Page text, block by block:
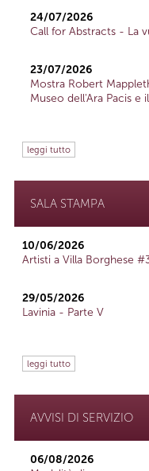
24/07/2026
Call for Abstracts - La
23/07/2026
Mostra Robert
Museo dell'Ara Pacis e
leggi tutto
SALA STAMPA
10/06/2026
Artisti a Villa Borghese
29/05/2026
Lavinia - Parte V
leggi tutto
AVVISI DI SERVIZIO
06/08/2026